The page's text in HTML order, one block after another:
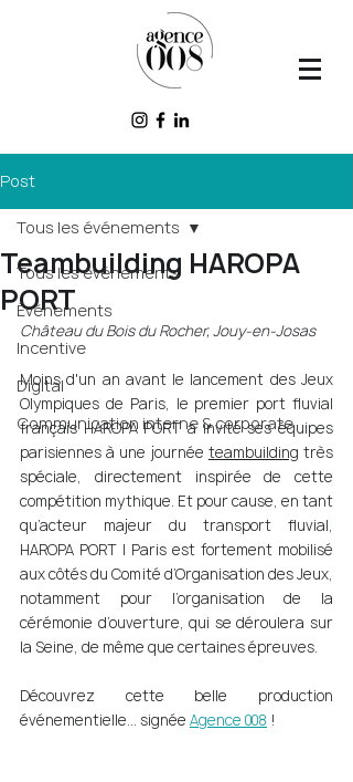
Post
Tous les événements
Événements
Incentive
Digital
Communication interne & corporate
Tous les événements
Teambuilding HAROPA
PORT
Château du Bois du Rocher, Jouy-en-Josas
Moins d'un an avant le lancement des Jeux
Olympiques de Paris, le premier port fluvial
français HAROPA PORT a invité ses équipes
parisiennes à une journée teambuilding très
spéciale, directement inspirée de cette
compétition mythique. Et pour cause, en tant
qu’acteur majeur du transport fluvial,
HAROPA PORT | Paris est fortement mobilisé
aux côtés du Comité d’Organisation des Jeux,
notamment pour l’organisation de la
cérémonie d’ouverture, qui se déroulera sur
la Seine, de même que certaines épreuves.
Découvrez cette belle production
événementielle... signée Agence 008 !